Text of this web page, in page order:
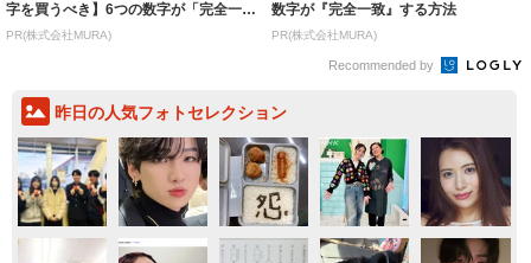
字を買うべき】6つの数字が「完全一
致」する方...
PR(株式会社MURA)
数字が『完全一致』する方法
PR(株式会社MURA)
Recommended by
昨日の人気フォトセレクション